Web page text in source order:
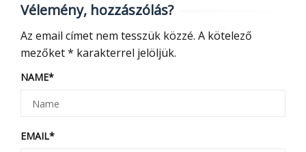
Vélemény, hozzászólás?
Az email címet nem tesszük közzé. A kötelező
mezőket* karakterrel jelöljük.
NAME*
EMAIL*